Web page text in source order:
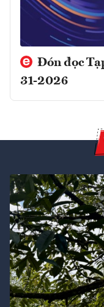
Đón đọc
31-2026